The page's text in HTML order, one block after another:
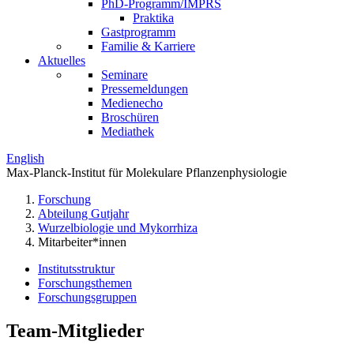
PhD-Programm/IMPRS
Praktika
Gastprogramm
Familie & Karriere
Aktuelles
Seminare
Pressemeldungen
Medienecho
Broschüren
Mediathek
English
Max-Planck-Institut für Molekulare Pflanzenphysiologie
Forschung
Abteilung Gutjahr
Wurzelbiologie und Mykorrhiza
Mitarbeiter*innen
Institutsstruktur
Forschungsthemen
Forschungsgruppen
Team-Mitglieder